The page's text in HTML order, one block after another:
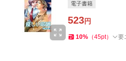
電子書籍
523円
10% （45pt） 要